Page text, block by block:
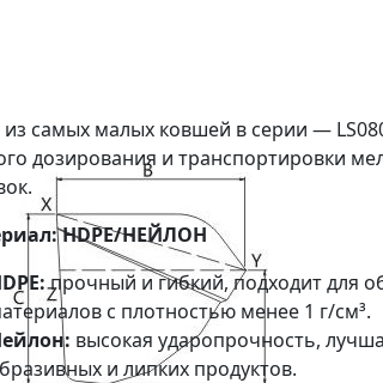
самых малых ковшей в серии —
дозирования и транспортировки
HDPE/НЕЙЛОН
прочный и гибкий, подходит для
с плотностью менее 1 г/см³.
высокая ударопрочность,
и липких продуктов.